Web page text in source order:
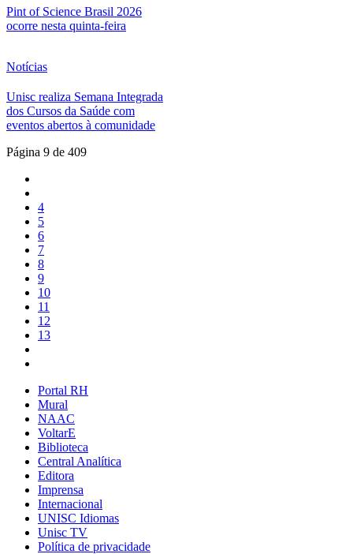
Pint of Science Brasil 2026
ocorre nesta quinta-feira
Notícias
Unisc realiza Semana Integrada
dos Cursos da Saúde com
eventos abertos à comunidade
Página 9 de 409
4
5
6
7
8
9
10
11
12
13
Portal RH
Mural
NAAC
VoltarE
Biblioteca
Central Analítica
Editora
Imprensa
Internacional
UNISC Idiomas
Unisc TV
Política de privacidade